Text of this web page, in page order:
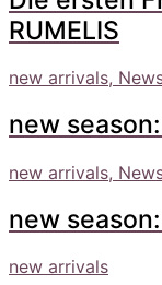
RUMELIS
new arrivals,
new season:
new arrivals,
new
new arrivals